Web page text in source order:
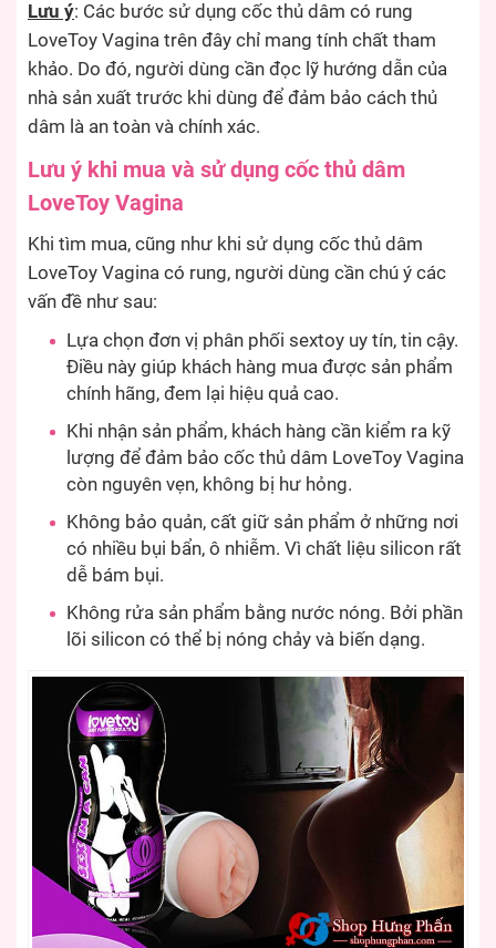
Lưu ý: Các bước sử dụng cốc thủ dâm có rung
LoveToy Vagina trên đây chỉ mang tính chất tham
khảo. Do đó, người dùng cần đọc lỹ hướng dẫn của
nhà sản xuất trước khi dùng để đảm bảo cách thủ
dâm là an toàn và chính xác.
Lưu ý khi mua và sử dụng cốc thủ dâm
LoveToy Vagina
Khi tìm mua, cũng như khi sử dụng cốc thủ dâm
LoveToy Vagina có rung, người dùng cần chú ý các
vấn đề như sau:
Lựa chọn đơn vị phân phối sextoy uy tín, tin cậy.
Điều này giúp khách hàng mua được sản phẩm
chính hãng, đem lại hiệu quả cao.
Khi nhận sản phẩm, khách hàng cần kiểm ra kỹ
lượng để đảm bảo cốc thủ dâm LoveToy Vagina
còn nguyên vẹn, không bị hư hỏng.
Không bảo quản, cất giữ sản phẩm ở những nơi
có nhiều bụi bẩn, ô nhiễm. Vì chất liệu silicon rất
dễ bám bụi.
Không rửa sản phẩm bằng nước nóng. Bởi phần
lõi silicon có thể bị nóng chảy và biến dạng.